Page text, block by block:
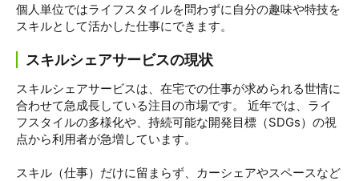
個人単位ではライフスタイルを問わずに自分の趣味や特技を
スキルとして活かした仕事にできます。
スキルシェアサービスの現状
スキルシェアサービスは、在宅での仕事が求められる世情に
合わせて急成長している注目の市場です。 近年では、ライ
フスタイルの多様化や、持続可能な開発目標（SDGs）の視
点から利用者が急増しています。
スキル（仕事）だけに留まらず、カーシェアやスペースなど